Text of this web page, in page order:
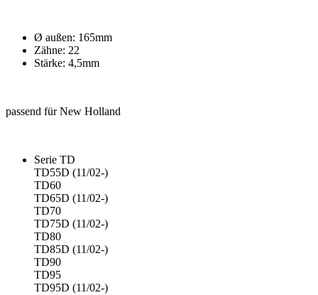
Ø außen: 165mm
Zähne: 22
Stärke: 4,5mm
passend für New Holland
Serie TD
TD55D (11/02-)
TD60
TD65D (11/02-)
TD70
TD75D (11/02-)
TD80
TD85D (11/02-)
TD90
TD95
TD95D (11/02-)